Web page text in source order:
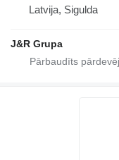
Latvija, Sigulda
J&R Grupa